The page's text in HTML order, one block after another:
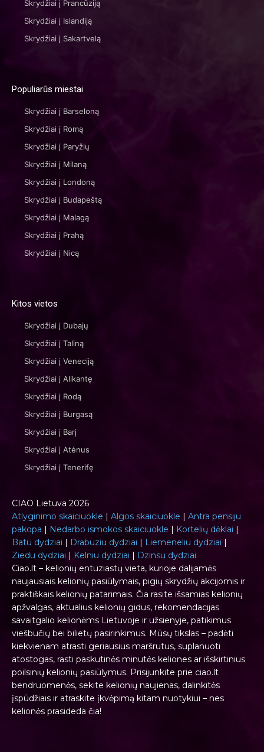
Skrydžiai į Prancūziją
Skrydžiai į Islandiją
Skrydžiai į Sakartvelą
Populiarūs miestai
Skrydžiai į Barseloną
Skrydžiai į Romą
Skrydžiai į Paryžių
Skrydžiai į Milaną
Skrydžiai į Londoną
Skrydžiai į Budapeštą
Skrydžiai į Malagą
Skrydžiai į Prahą
Skrydžiai į Nicą
Kitos vietos
Skrydžiai į Dubajų
Skrydžiai į Taliną
Skrydžiai į Veneciją
Skrydžiai į Alikantę
Skrydžiai į Rodą
Skrydžiai į Burgasą
Skrydžiai į Barį
Skrydžiai į Atėnus
Skrydžiai į Tenerifę
CIAO Lietuva 2026
Atlyginimo skaiciuokle | Algos skaiciuokle | Antra pensiju
pakopa | Nedarbo ismokos skaiciuokle | Kortelių dėklai |
Batu dydziai | Drabuziu dydziai | Liemeneliu dydziai |
Ziedu dydziai | Kelniu dydziai | Dzinsu dydziai
Ciao.lt – kelionių entuziastų vieta, kurioje dalijamės
naujausiais kelionių pasiūlymais, pigių skrydžių akcijomis ir
praktiškais kelionių patarimais. Čia rasite išsamias kelionių
apžvalgas, aktualius kelionių gidus, rekomendacijas
savaitgalio kelionėms Lietuvoje ir užsienyje, patikimus
viešbučių bei bilietų pasirinkimus. Mūsų tikslas – padėti
kiekvienam atrasti geriausius maršrutus, suplanuoti
atostogas, rasti paskutinės minutės keliones ar išskirtinius
poilsinių kelionių pasiūlymus. Prisijunkite prie ciao.lt
bendruomenės, sekite kelionių naujienas, dalinkitės
įspūdžiais ir atraskite įkvėpimą kitam nuotykiui – nes
kelionės prasideda čia!